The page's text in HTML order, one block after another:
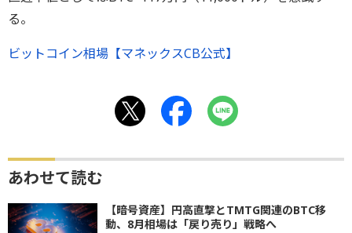
る。
ビットコイン相場【マネックスCB公式】
あわせて読む
【暗号資産】円高直撃とTMTG関連のBTC移
動、8月相場は「戻り売り」戦略へ